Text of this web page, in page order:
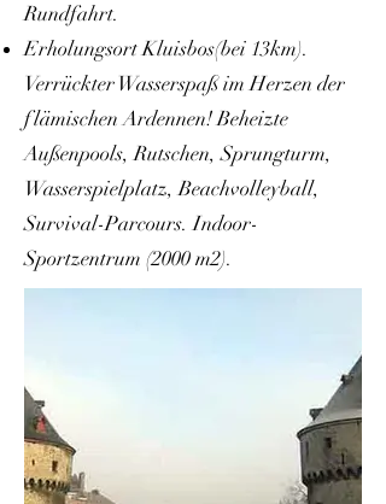
Rundfahrt.
Erholungsort Kluisbos(bei 13km).
Verrückter Wasserspaß im Herzen der
flämischen Ardennen! Beheizte
Außenpools, Rutschen, Sprungturm,
Wasserspielplatz, Beachvolleyball,
Survival-Parcours. Indoor-
Sportzentrum (2000 m2).